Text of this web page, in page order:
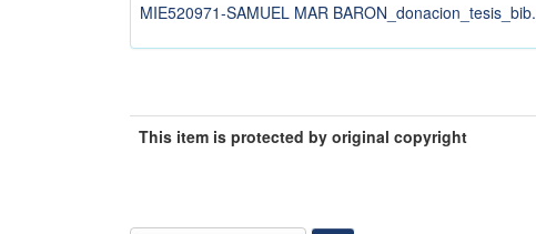
MIE520971-SAMUEL MAR
This item is protected by original copyright